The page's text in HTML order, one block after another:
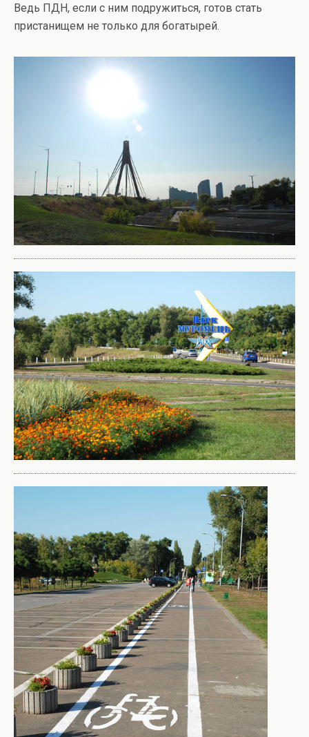
Ведь ПДН, если с ним подружиться, готов стать
пристанищем не только для богатырей.